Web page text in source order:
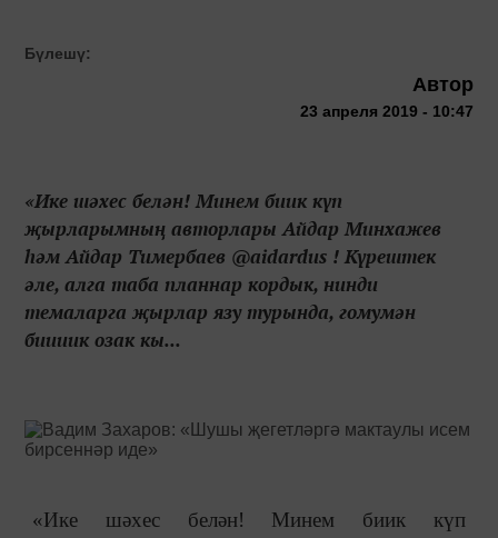
Бүлешү:
Автор
23 апреля 2019 - 10:47
«Ике шәхес белән! Минем биик күп
җырларымның авторлары Айдар Минхажев
һәм Айдар Тимербаев @aidardus ! Күрештек
әле, алга таба планнар кордык, нинди
темаларга җырлар язу турында, гомумән
биииик озак кы...
«Ике шәхес белән! Минем биик күп